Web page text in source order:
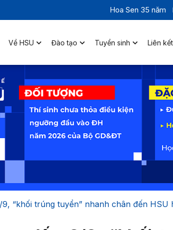
Hoa Sen 35 năm
Về HSU Đào tạo Tuyển sinh Liên
“khối trúng tuyển” nhanh chân đến HSU